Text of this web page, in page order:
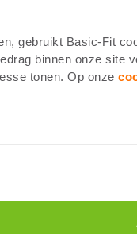
gebruikt Basic-Fit
binnen onze site
tonen. Op onze